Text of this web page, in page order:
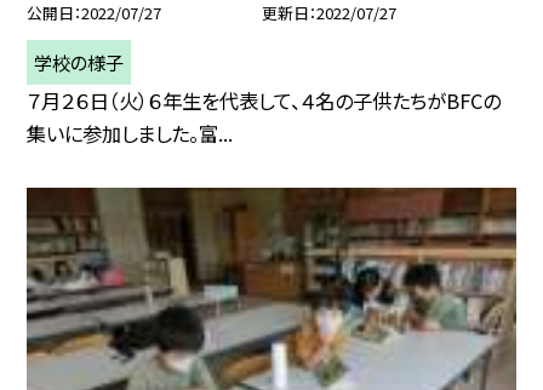
公開日 2022/07/27 更新日 2022/07/27
学校の様子
７月２６日（火）６年生を代表して、４名の子供たちがBFCの
集いに参加しました。富...